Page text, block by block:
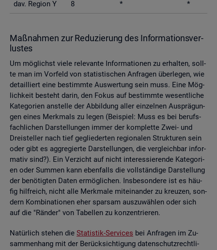
dav. Re­gi­on Y 8 * *
Maß­nah­men zur Re­du­zie­rung des In­for­ma­ti­ons­ver­
lus­tes
Um mög­lichst viele re­le­van­te In­for­ma­tio­nen zu er­hal­ten, soll­
te man im Vor­feld von sta­tis­ti­schen An­fra­gen über­le­gen, wie
de­tail­liert eine be­stimm­te Aus­wer­tung sein muss. Eine Mög­
lich­keit be­steht darin, den Fokus auf be­stimm­te we­sent­li­che
Ka­te­go­ri­en an­stel­le der Ab­bil­dung aller ein­zel­nen Aus­prä­gun­
gen eines Merk­mals zu legen (Bei­spiel: Muss es bei be­rufs­
fach­li­chen Dar­stel­lun­gen immer der kom­plet­te Zwei- und
Drei­stel­ler nach tief ge­glie­der­ten re­gio­na­len Struk­tu­ren sein
oder gibt es agg­re­gier­te Dar­stel­lun­gen, die ver­gleich­bar in­for­
ma­tiv sind?). Ein Ver­zicht auf nicht in­ter­es­sie­ren­de Ka­te­go­ri­
en oder Sum­men kann eben­falls die voll­stän­di­ge Dar­stel­lung
der be­nö­tig­ten Daten er­mög­li­chen. Ins­be­son­de­re ist es häu­
fig hilf­reich, nicht alle Merk­ma­le mit­ein­an­der zu kreu­zen, son­
dern Kom­bi­na­tio­nen eher spar­sam aus­zu­wäh­len oder sich
auf die "Rän­der" von Ta­bel­len zu kon­zen­trie­ren.
Na­tür­lich ste­hen die Sta­tis­tik-Ser­vices bei An­fra­gen im Zu­
sam­men­hang mit der Be­rück­sich­ti­gung da­ten­schutz­recht­li­